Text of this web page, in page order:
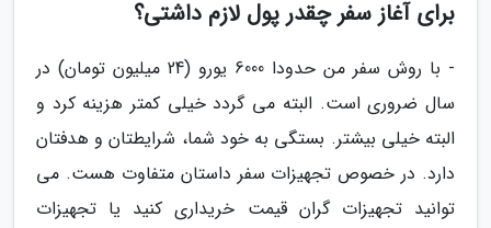
برای آغاز سفر چقدر پول لازم داشتی؟
- با روش سفر من حدودا 6000 یورو (24 میلیون تومان) در
سال ضروری است. البته می گردد خیلی کمتر هزینه کرد و
البته خیلی بیشتر. بستگی به خود شما، شرایطتان و هدفتان
دارد. در خصوص تجهیزات سفر داستان متفاوت هست. می
توانید تجهیزات گران قیمت خریداری کنید یا تجهیزات